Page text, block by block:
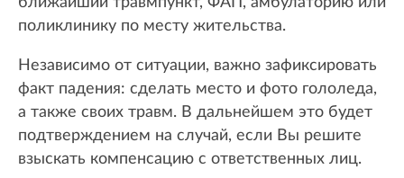
поликлинику по месту жительства.
Независимо от ситуации, важно зафиксировать
факт падения: сделать место и фото гололеда,
а также своих травм. В дальнейшем это будет
подтверждением на случай, если Вы решите
взыскать компенсацию с ответственных лиц.